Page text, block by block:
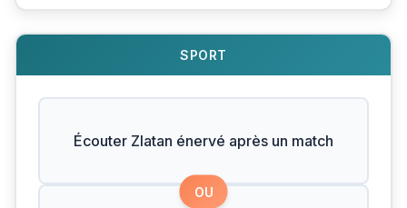
SPORT
Écouter Zlatan énervé après un match
OU